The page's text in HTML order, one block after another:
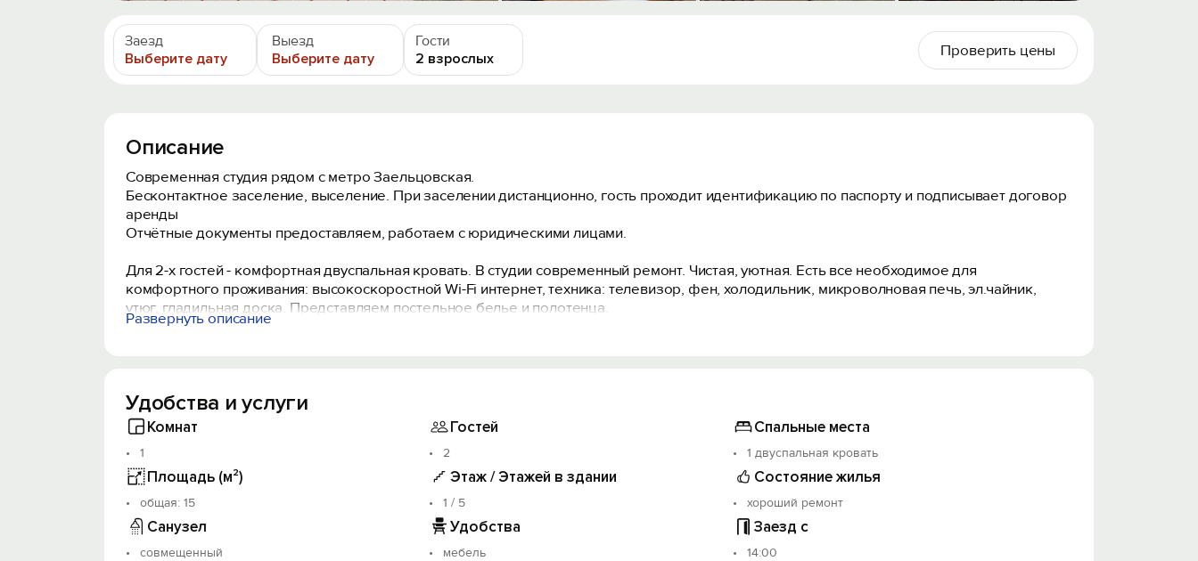
Заезд
Выберите дату
Выезд
Выберите дату
Гости
2 взрослых
Проверить цены
Описание
Современная студия рядом с метро Заельцовская.
Бесконтактное заселение, выселение. При заселении дистанционно, гость проходит идентификацию по паспорту и подписывает договор
аренды
Отчётные документы предоставляем, работаем с юридическими лицами.
Для 2-х гостей - комфортная двуспальная кровать. В студии современный ремонт. Чистая, уютная. Есть все необходимое для
комфортного проживания: высокоскоростной Wi-Fi интернет, техника: телевизор, фен, холодильник, микроволновая печь, эл.чайник,
утюг, гладильная доска. Представляем поcтельнoe белье и полотенца.
Общественная парковка с торца дома.
Расчетный час - выезд до 12:00. Заселение с 14:00.
Возможны ночной заезд и выезд, так же ранее заселение.
Мероприятия и вечеринки запрещены.
Курить разрешено только на улице. Установлены датчик дыма в номере.
Квартира расположена вблизи:
- Метро «Заельцовская - 1 минута.
Развернуть описание
Удобства и услуги
Комнат
1
Гостей
2
Спальные места
1 двуспальная кровать
Площадь (м²)
oбщая: 15
Этаж / Этажей в здании
1 / 5
Состояние жилья
хороший ремонт
Санузел
совмещенный
Удобства
мебель
Заезд с
14:00